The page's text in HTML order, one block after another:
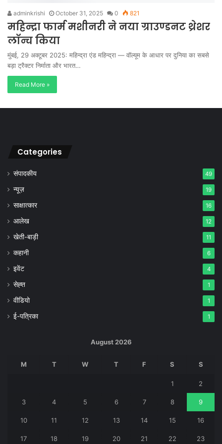
adminkrishi October 31, 2025 0 821
महिन्द्रा फार्म मशीनरी ने नया ग्राउण्डनट थ्रेशर
लॉन्च किया
मुंबई, 29 अक्टूबर 2025: महिन्द्रा एंड महिन्द्रा — वॉल्यूम के आधार पर दुनिया का सबसे
बड़ा ट्रैक्टर निर्माता और भारत…
Read More »
Categories
संपादकीय 49
न्यूज़ 19
साक्षात्कार 16
आलेख 12
खेती-बाड़ी 11
कहानी 6
इवेंट 4
सेह्त 1
वीडियो 1
ई-पत्रिका 1
August 2026
M T W T F S S
1 2
3 4 5 6 7 8 9
10 11 12 13 14 15 16
17 18 19 20 21 22 23